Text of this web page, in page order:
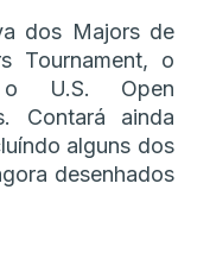
dos Majors de
Tournament, o
o U.S. Open
Contará ainda
alguns dos
desenhados